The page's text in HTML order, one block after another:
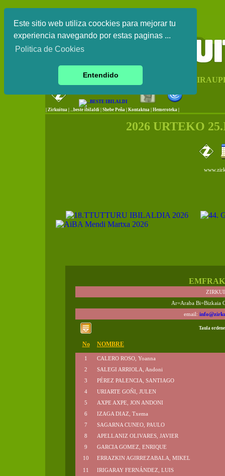
Este sitio web utiliza coockies para mejorar tu
experiencia navegando por estas paginas ...
Politica de Cookies
Entendido
EUSKAL HERRIKO
Zirkuitua ...beste ibilaldi Shebe Peña Kontaktua Hemeroteka |
2026 URTEKO
Ar=Araba Bi=Bizkaia
email:
Taula
No NOMBRE
1
CALERO ROSO, Yoanna
2
SALEGI ARRIOLA, Andoni
3
PÉREZ PALENCIA, SANTIAGO
4
URIARTE GOÑI, JULEN
5
AXPE AXPE, JON ANDONI
6
IZAGA DIAZ, Txema
7
SAGARNA CUNEO, PAULO
8
APELLANIZ OLIVARES, JAVIER
9
GARCIA GOMEZ, ENRIQUE
10
ERRAZKIN AGIRREZABALA, MIKEL
11
IRIGARAY FERNÁNDEZ, LUIS